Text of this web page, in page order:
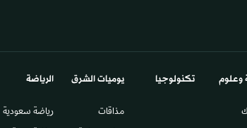
تكنولوجيا يوميات الشرق​
مذاقات
الرياضة
رياضة سعودية